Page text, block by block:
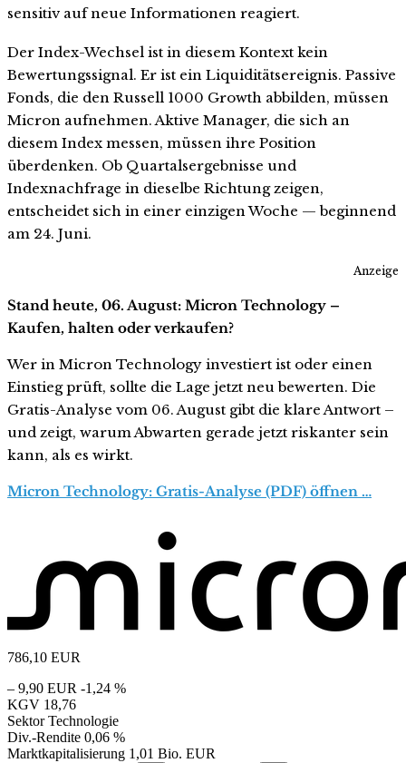
sensitiv auf neue Informationen reagiert.
Der Index-Wechsel ist in diesem Kontext kein
Bewertungssignal. Er ist ein Liquiditätsereignis. Passive
Fonds, die den Russell 1000 Growth abbilden, müssen
Micron aufnehmen. Aktive Manager, die sich an
diesem Index messen, müssen ihre Position
überdenken. Ob Quartalsergebnisse und
Indexnachfrage in dieselbe Richtung zeigen,
entscheidet sich in einer einzigen Woche — beginnend
am 24. Juni.
Anzeige
Stand heute, 06. August: Micron Technology –
Kaufen, halten oder verkaufen?
Wer in Micron Technology investiert ist oder einen
Einstieg prüft, sollte die Lage jetzt neu bewerten. Die
Gratis-Analyse vom 06. August gibt die klare Antwort –
und zeigt, warum Abwarten gerade jetzt riskanter sein
kann, als es wirkt.
Micron Technology: Gratis-Analyse (PDF) öffnen …
786,10 EUR
– 9,90 EUR -1,24 %
KGV 18,76
Sektor Technologie
Div.-Rendite 0,06 %
Marktkapitalisierung 1,01 Bio. EUR